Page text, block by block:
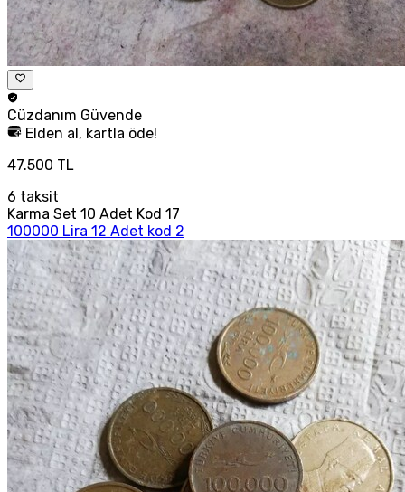
Cüzdanım Güvende
Elden al, kartla öde!
47.500 TL
6 taksit
Karma Set 10 Adet Kod 17
100000 Lira 12 Adet kod 2